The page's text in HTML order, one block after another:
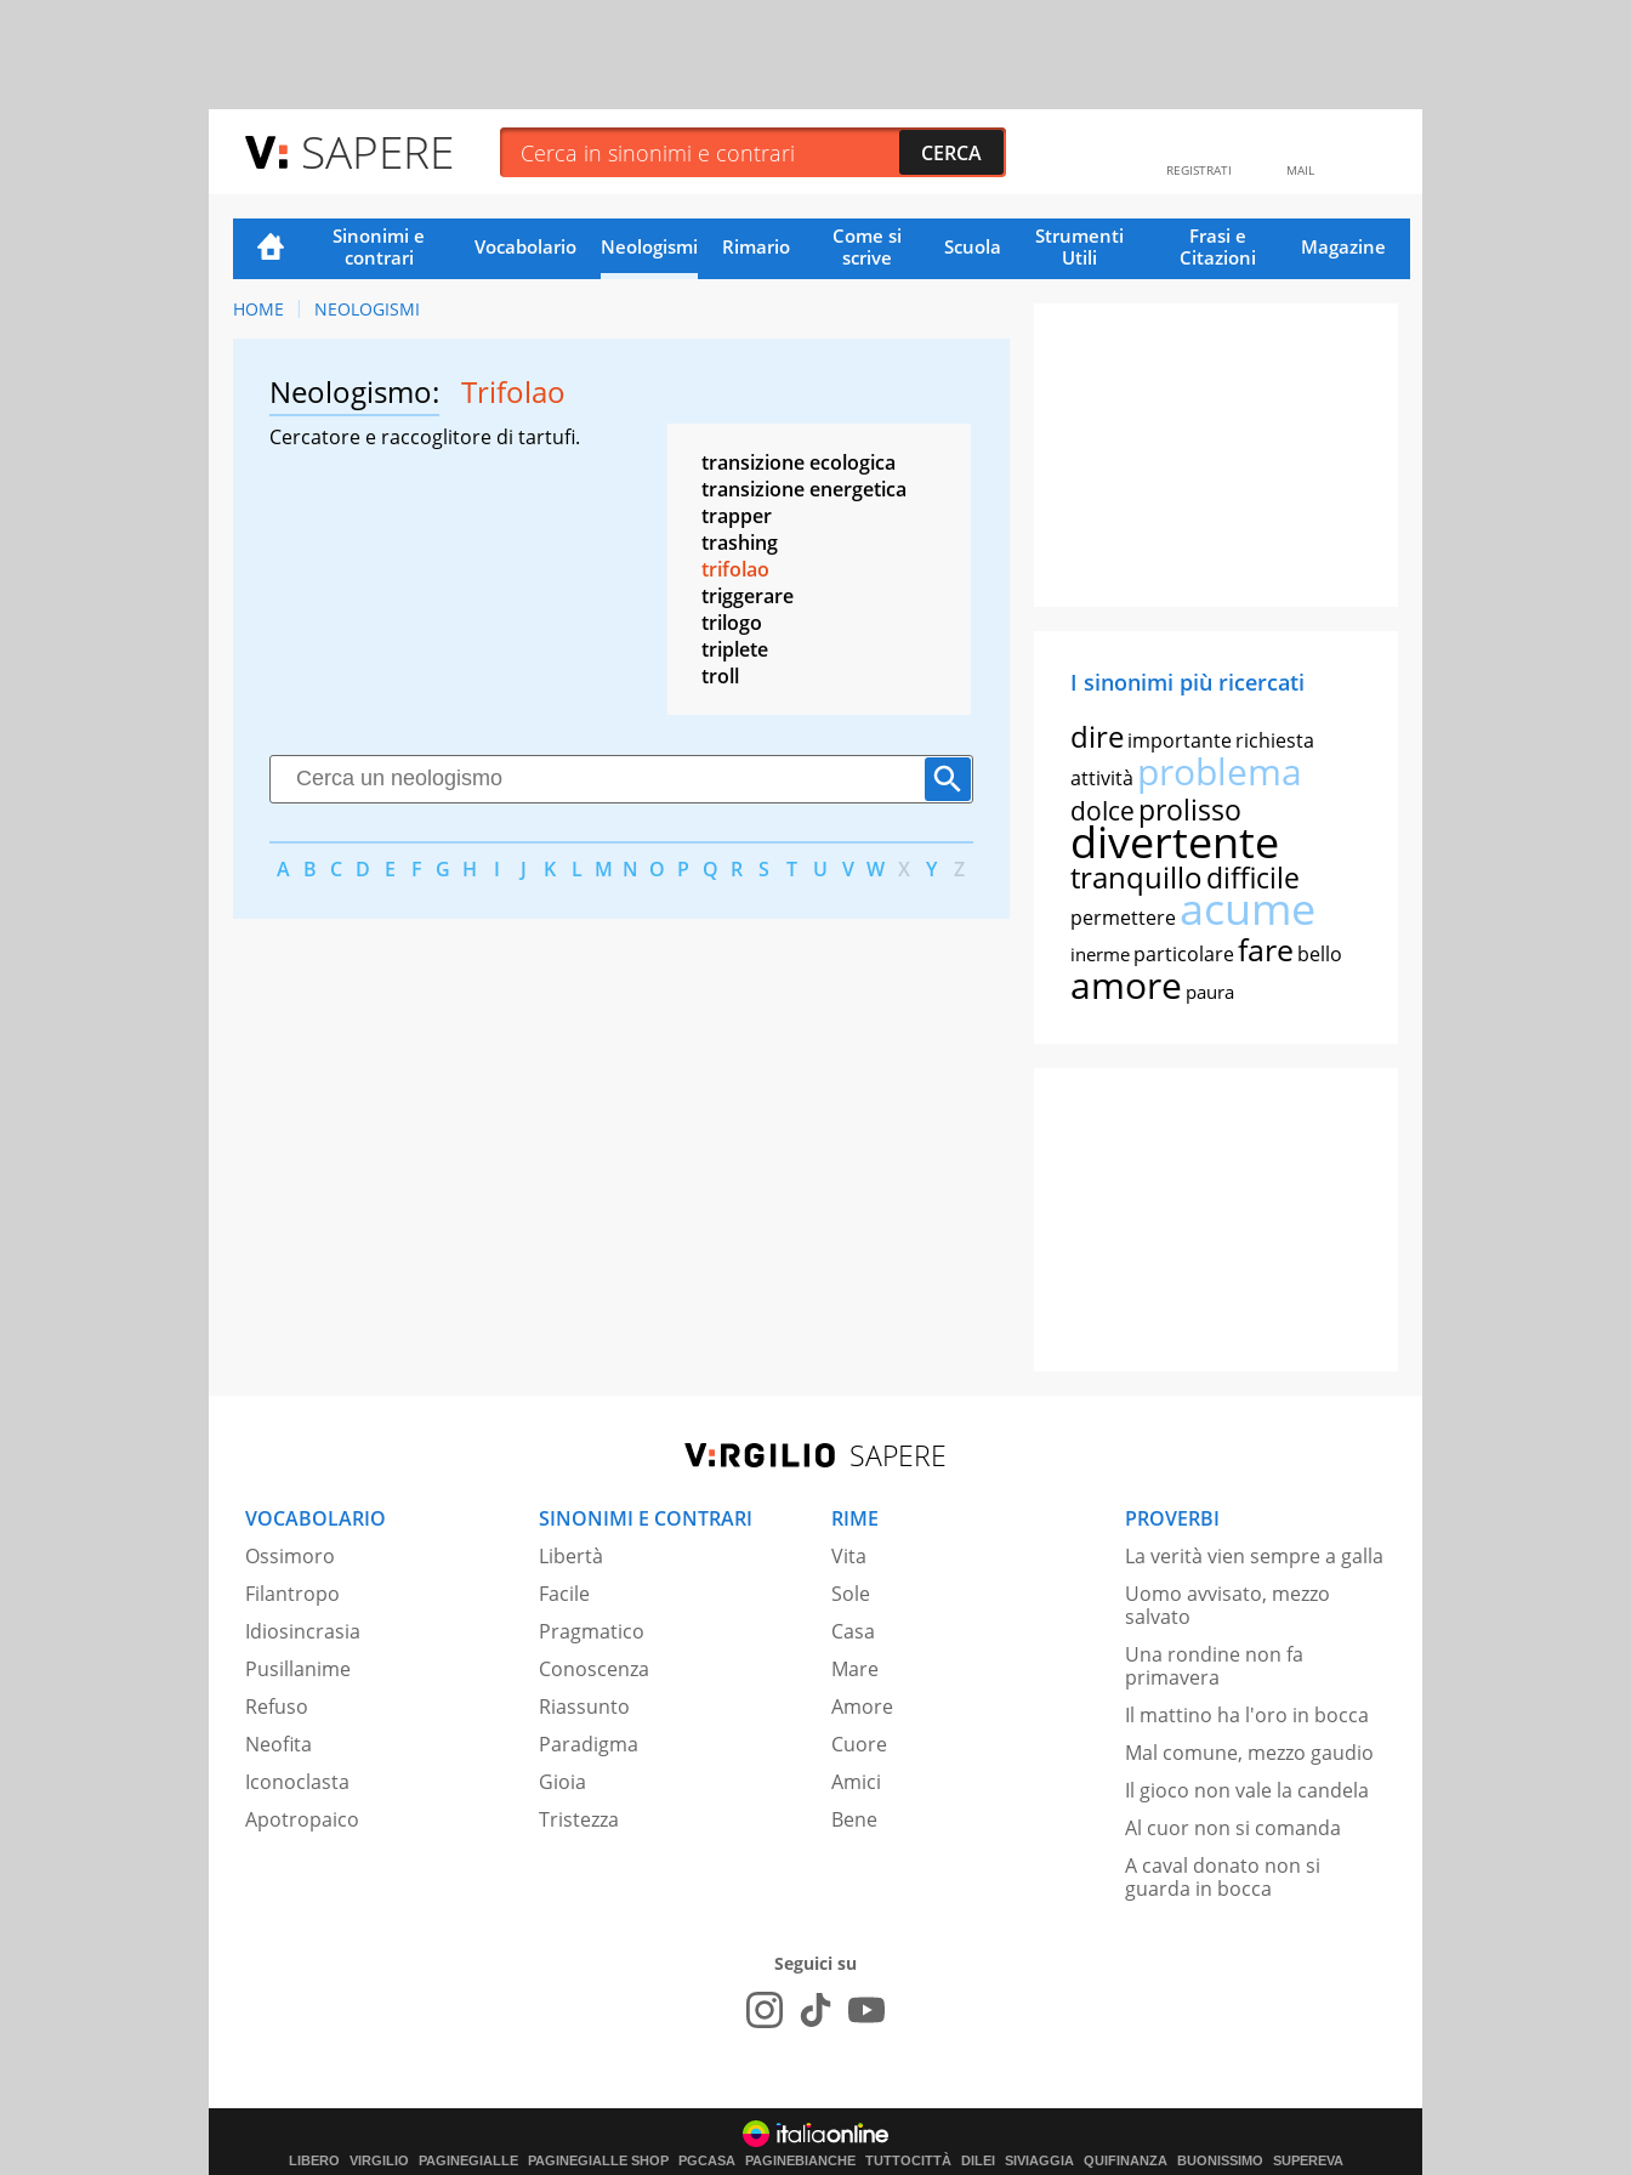
SAPERE MAIL
REGISTRATI
Sinonimi e
contrari
Vocabolario Neologismi Rimario
Come si
scrive
Scuola
Strumenti
Utili
Frasi e
Citazioni
Magazine
HOME NEOLOGISMI
Neologismo: Trifolao
Cercatore e raccoglitore di tartufi.
transizione ecologica
transizione energetica
trapper
trashing
trifolao
triggerare
trilogo
triplete
troll
A B C D E F G H I J K L M N O P Q R S T U V W X Y Z
I sinonimi più ricercati
direimportanterichiesta
attività problema
dolce prolisso
divertente
tranquillodifficile
permettereacume
inerme particolarefare bello
amore paura
SAPERE
VOCABOLARIO
Ossimoro
Filantropo
Idiosincrasia
Pusillanime
Refuso
Neofita
Iconoclasta
Apotropaico
SINONIMI E CONTRARI
Libertà
Facile
Pragmatico
Conoscenza
Riassunto
Paradigma
Gioia
Tristezza
RIME
Vita
Sole
Casa
Mare
Amore
Cuore
Amici
Bene
PROVERBI
La verità vien sempre a galla
Uomo avvisato, mezzo
salvato
Una rondine non fa
primavera
Il mattino ha l'oro in bocca
Mal comune, mezzo gaudio
Il gioco non vale la candela
Al cuor non si comanda
A caval donato non si
guarda in bocca
Seguici su
LIBERO VIRGILIO PAGINEGIALLE PAGINEGIALLE SHOP PGCASA PAGINEBIANCHE TUTTOCITTÀ DILEI SIVIAGGIA QUIFINANZA BUONISSIMO SUPEREVA